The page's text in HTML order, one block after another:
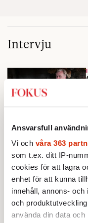
Ansvarsfull
Vi och våra 363
som t.ex. ditt IP-
cookies för att lagra
enhet för att kunna
innehåll, annons-
och
använda din data
Intervju